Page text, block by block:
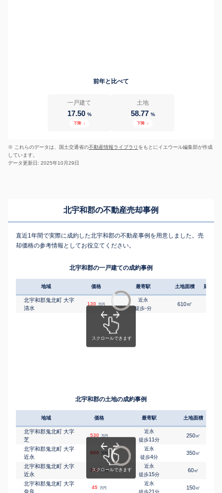
前年と比べて
一戸建て
17.50 %
下降 ↓
土地
58.77 %
下降 ↓
※ これらのデータは、国土交通省の不動産情報ライブラリ をもとにイエウール編集部が作成
しています。
データ更新日: 2025年10月29日
北宇和郡の不動産売却事例
直近1年間で実際に成約した北宇和郡の不動産事例を用意しました。売
却価格の参考情報としてお役立てください。
北宇和郡の一戸建ての成約事例
地域 価格 最寄駅 土地面積 延床面
北宇和郡鬼北町 大字
清水
130 万円
近永
徒歩-分
610㎡
北宇和郡の土地の成約事例
地域 価格 最寄駅 土地面積
北宇和郡鬼北町 大字
芝
530 万円
近永
徒歩11分
250㎡
北宇和郡鬼北町 大字
近永
800 万円
近永
徒歩4分
350㎡
北宇和郡鬼北町 大字
近永
100 万円
近永
徒歩15分
60㎡
北宇和郡鬼北町 大字
奈良
45 万円
近永
徒歩21分
150㎡